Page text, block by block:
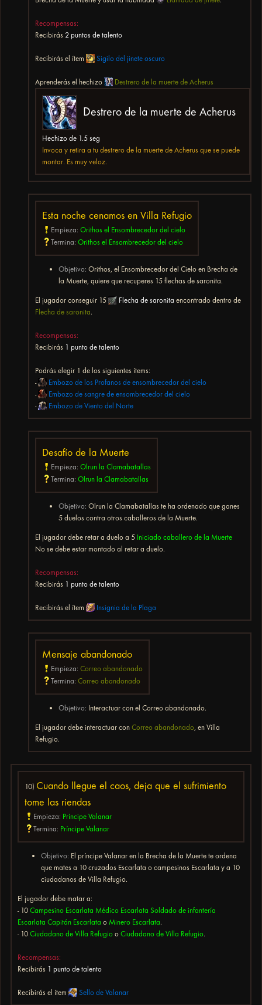
Recompensas:
Recibirás 2 puntos de talento
Recibirás el ítem Sigilo del jinete oscuro
Aprenderás el hechizo Destrero de la muerte de Acherus
Destrero de la muerte de Acherus
Hechizo de 1.5 seg
Invoca y retira a tu destrero de la muerte de Acherus que se puede
montar. Es muy veloz.
Esta noche cenamos en Villa Refugio
Empieza: Orithos el Ensombrecedor del cielo
Termina: Orithos el Ensombrecedor del cielo
Objetivo: Orithos, el Ensombrecedor del Cielo en Brecha de
la Muerte, quiere que recuperes 15 flechas de saronita.
El jugador conseguir 15 Flecha de saronita encontrado dentro de
Flecha de saronita.
Recompensas:
Recibirás 1 punto de talento
Podrás elegir 1 de los siguientes ítems:
-
Embozo de los Profanos de ensombrecedor del cielo
-
Embozo de sangre de ensombrecedor del cielo
-
Embozo de Viento del Norte
Desafío de la Muerte
Empieza: Olrun la Clamabatallas
Termina: Olrun la Clamabatallas
Objetivo: Olrun la Clamabatallas te ha ordenado que ganes
5 duelos contra otros caballeros de la Muerte.
El jugador debe retar a duelo a 5 Iniciado caballero de la Muerte
No se debe estar montado al retar a duelo.
Recompensas:
Recibirás 1 punto de talento
Recibirás el ítem Insignia de la Plaga
Mensaje abandonado
Empieza: Correo abandonado
Termina: Correo abandonado
Objetivo: Interactuar con el Correo abandonado.
El jugador debe interactuar con Correo abandonado, en Villa
Refugio.
10) Cuando llegue el caos, deja que el sufrimiento
tome las riendas
Empieza: Príncipe Valanar
Termina: Príncipe Valanar
Objetivo: El príncipe Valanar en la Brecha de la Muerte te ordena
que mates a 10 cruzados Escarlata o campesinos Escarlata y a 10
ciudadanos de Villa Refugio.
El jugador debe matar a:
- 10 Campesino Escarlata Médico Escarlata Soldado de infantería
Escarlata Capitán Escarlata o Minero Escarlata.
- 10 Ciudadano de Villa Refugio o Ciudadano de Villa Refugio.
Recompensas:
Recibirás 1 punto de talento
Recibirás el ítem Sello de Valanar